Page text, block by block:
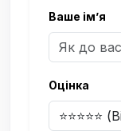
Ваше ім’я
Оцінка